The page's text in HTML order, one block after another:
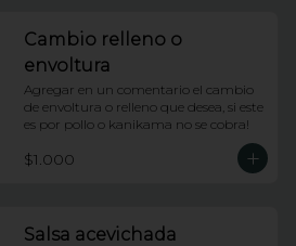
Cambio relleno o
envoltura
Agregar en un comentario el cambio
de envoltura o relleno que desea, si este
es por pollo o kanikama no se cobra!
$1.000
Salsa acevichada